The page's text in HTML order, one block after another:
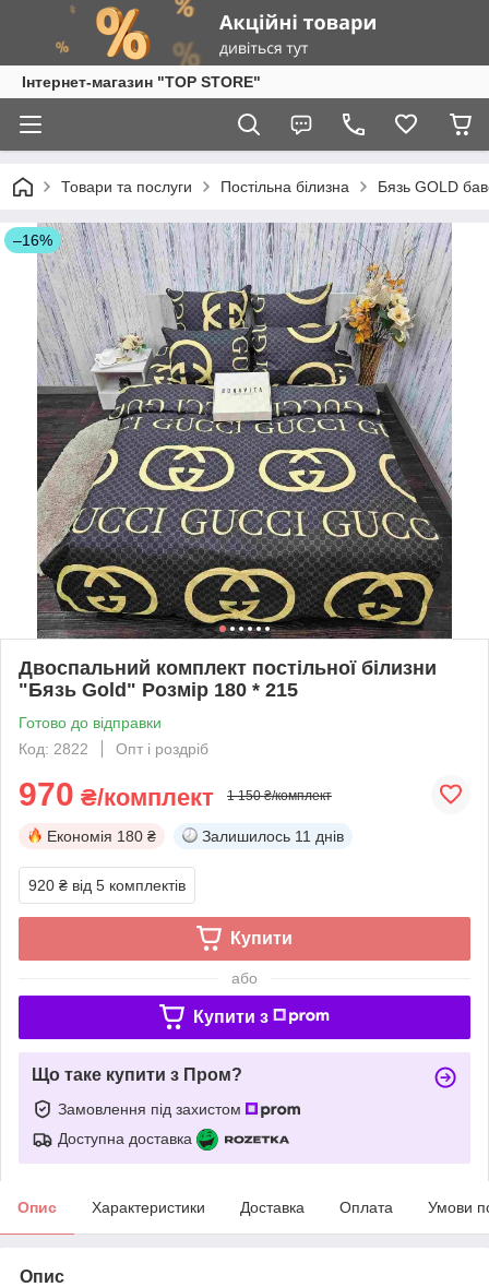
Інтернет-магазин "TOP STORE"
Товари та послуги Постільна білизна Бязь GOLD
–16%
Двоспальний комплект постільної білизни
"Бязь Gold" Розмір 180 * 215
Готово до відправки
Код: 2822
Опт і роздріб
970 ₴/комплект 1 150 ₴/комплект
Економія 180 ₴ Залишилось 11 днів
920 ₴ від 5 комплектів
Купити
або
Купити з
Що таке купити з Пром?
Замовлення під захистом
Доступна доставка
Опис Характеристики Доставка Оплата Умови
Опис